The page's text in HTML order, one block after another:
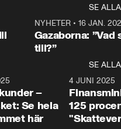
Rohwedder
Thand Ring
SE ALLA
NYHETER• 16 JAN.
Gazaborna:
till?”
SE ALLA
4:29
–
Se hela
här
4 JUNI 2025
125